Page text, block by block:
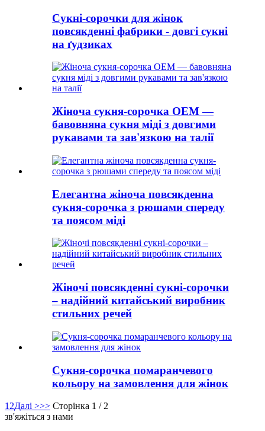
Сукні-сорочки для жінок
повсякденні фабрики - довгі сукні
на ґудзиках
Жіноча сукня-сорочка OEM —
бавовняна сукня міді з довгими
рукавами та зав'язкою на талії
Елегантна жіноча повсякденна
сукня-сорочка з рюшами спереду
та поясом міді
Жіночі повсякденні сукні-сорочки
– надійний китайський виробник
стильних речей
Сукня-сорочка помаранчевого
кольору на замовлення для жінок
1 2Далі >>> Сторінка 1 / 2
зв'яжіться з нами